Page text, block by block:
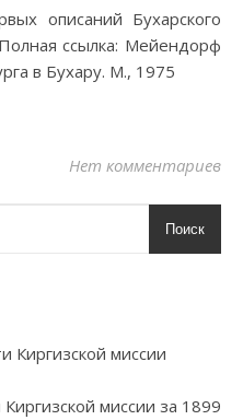
ссылка: Мейендорф
в Бухару. М., 1975
Нет комментариев
Поиск
Киргизской миссии
миссии за 1899